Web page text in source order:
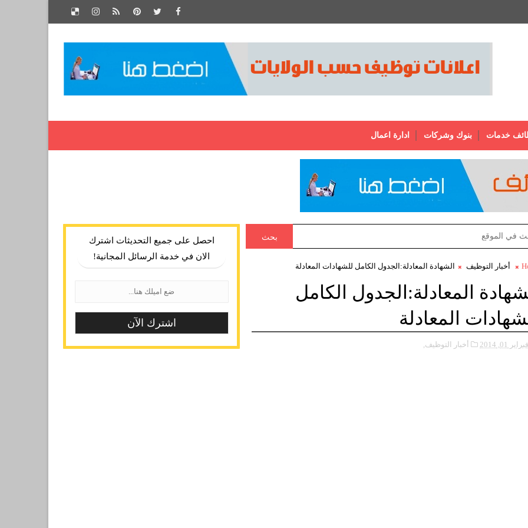
خدمات بنوك وشركات ادارة اعمال
بحث
أخبار التوظيف الشهادة المعادلة:الجدول الكامل للشهادات المعادلة
المعادلة:الجدول الكامل
المعادلة
فبراير 01, 2014 أخبار التوظيف,
احصل على جميع التحديثات اشترك
الان في خدمة الرسائل المجانية!